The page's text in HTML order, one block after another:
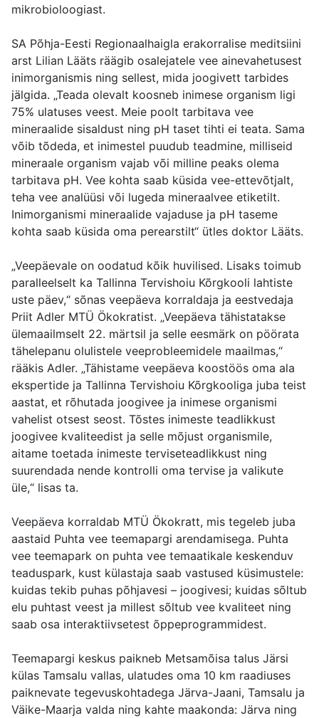
mikrobioloogiast.
SA Põhja-Eesti Regionaalhaigla erakorralise meditsiini
arst Lilian Lääts räägib osalejatele vee ainevahetusest
inimorganismis ning sellest, mida joogivett tarbides
jälgida. „Teada olevalt koosneb inimese organism ligi
75% ulatuses veest. Meie poolt tarbitava vee
mineraalide sisaldust ning pH taset tihti ei teata. Sama
võib tõdeda, et inimestel puudub teadmine, milliseid
mineraale organism vajab või milline peaks olema
tarbitava pH. Vee kohta saab küsida vee-ettevõtjalt,
teha vee analüüsi või lugeda mineraalvee etiketilt.
Inimorganismi mineraalide vajaduse ja pH taseme
kohta saab küsida oma perearstilt“ ütles doktor Lääts.
„Veepäevale on oodatud kõik huvilised. Lisaks toimub
paralleelselt ka Tallinna Tervishoiu Kõrgkooli lahtiste
uste päev,“ sõnas veepäeva korraldaja ja eestvedaja
Priit Adler MTÜ Ökokratist. „Veepäeva tähistatakse
ülemaailmselt 22. märtsil ja selle eesmärk on pöörata
tähelepanu olulistele veeprobleemidele maailmas,“
rääkis Adler. „Tähistame veepäeva koostöös oma ala
ekspertide ja Tallinna Tervishoiu Kõrgkooliga juba teist
aastat, et rõhutada joogivee ja inimese organismi
vahelist otsest seost. Tõstes inimeste teadlikkust
joogivee kvaliteedist ja selle mõjust organismile,
aitame toetada inimeste terviseteadlikkust ning
suurendada nende kontrolli oma tervise ja valikute
üle,“ lisas ta.
Veepäeva korraldab MTÜ Ökokratt, mis tegeleb juba
aastaid Puhta vee teemapargi arendamisega. Puhta
vee teemapark on puhta vee temaatikale keskenduv
teaduspark, kust külastaja saab vastused küsimustele:
kuidas tekib puhas põhjavesi – joogivesi; kuidas sõltub
elu puhtast veest ja millest sõltub vee kvaliteet ning
saab osa interaktiivsetest õppeprogrammidest.
Teemapargi keskus paikneb Metsamõisa talus Järsi
külas Tamsalu vallas, ulatudes oma 10 km raadiuses
paiknevate tegevuskohtadega Järva-Jaani, Tamsalu ja
Väike-Maarja valda ning kahte maakonda: Järva ning